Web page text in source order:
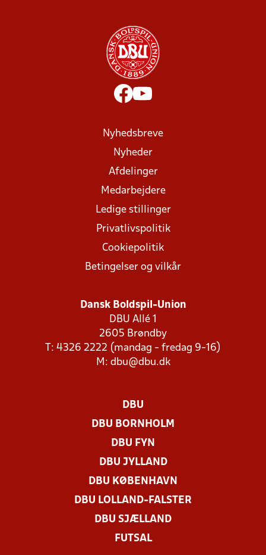
Nyhedsbreve
Nyheder
Afdelinger
Medarbejdere
Ledige stillinger
Privatlivspolitik
Cookiepolitik
Betingelser og vilkår
Dansk Boldspil-Union
DBU Allé 1
2605 Brøndby
T: 4326 2222 (mandag - fredag 9-16)
M: dbu@dbu.dk
DBU
DBU BORNHOLM
DBU FYN
DBU JYLLAND
DBU KØBENHAVN
DBU LOLLAND-FALSTER
DBU SJÆLLAND
FUTSAL